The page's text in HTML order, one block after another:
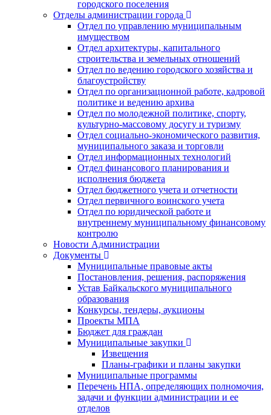
городского поселения
Отделы администрации города
Отдел по управлению муниципальным
имуществом
Отдел архитектуры, капитального
строительства и земельных отношений
Отдел по ведению городского хозяйства и
благоустройству
Отдел по организационной работе, кадровой
политике и ведению архива
Отдел по молодежной политике, спорту,
культурно-массовому досугу и туризму
Отдел социально-экономического развития,
муниципального заказа и торговли
Отдел информационных технологий
Отдел финансового планирования и
исполнения бюджета
Отдел бюджетного учета и отчетности
Отдел первичного воинского учета
Отдел по юридической работе и
внутреннему муниципальному финансовому
контролю
Новости Администрации
Документы
Муниципальные правовые акты
Постановления, решения, распоряжения
Устав Байкальского муниципального
образования
Конкурсы, тендеры, аукционы
Проекты МПА
Бюджет для граждан
Муниципальные закупки
Извещения
Планы-графики и планы закупки
Муниципальные программы
Перечень НПА, определяющих полномочия,
задачи и функции администрации и ее
отделов